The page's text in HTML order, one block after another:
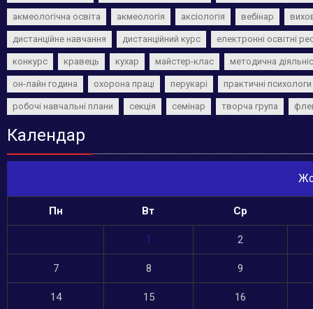
акмеологічна освіта акмеологія аксіологія вебінар
дистанційне навчання дистанційний курс електронні освітні
конкурс кравець кухар майстер-клас методична
он-лайн година охорона праці перукарі практичні психологи
робочі навчальні плани секція семінар творча група
Календар
Пн Вт Ср
1 2
7 8 9
14 15 16